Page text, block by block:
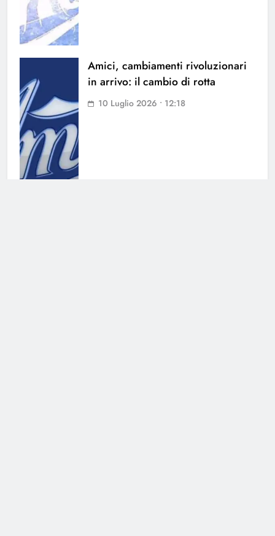
Amici, cambiamenti rivoluzionari
in arrivo: il cambio di rotta
10 Luglio 2026 • 12:18